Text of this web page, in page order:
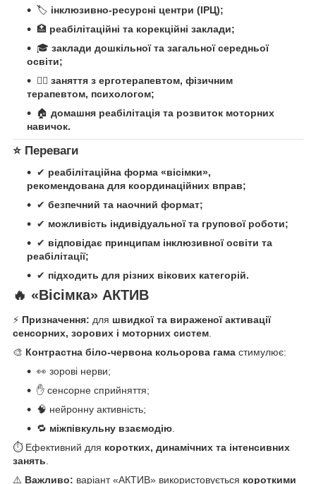
🏷 інклюзивно-ресурсні центри (ІРЦ);
🏥 реабілітаційні та корекційні заклади;
🎓 заклади дошкільної та загальної середньої
освіти;
🧑‍⚕️ заняття з ерготерапевтом, фізичним
терапевтом, психологом;
🏠 домашня реабілітація та розвиток моторних
навичок.
⭐ Переваги
✔ реабілітаційна форма «вісімки»,
рекомендована для координаційних вправ;
✔ безпечний та наочний формат;
✔ можливість індивідуальної та групової роботи;
✔ відповідає принципам інклюзивної освіти та
реабілітації;
✔ підходить для різних вікових категорій.
🔥 «Вісімка» АКТИВ
⚡ Призначення: для швидкої та вираженої активації
сенсорних, зорових і моторних систем.
🎨 Контрастна біло-червона кольорова гама стимулює:
👀 зорові нерви;
✋ сенсорне сприйняття;
🧠 нейронну активність;
🔁 міжпівкульну взаємодію.
⏱ Ефективний для коротких, динамічних та інтенсивних
занять.
⚠️ Важливо: варіант «АКТИВ» використовується короткими